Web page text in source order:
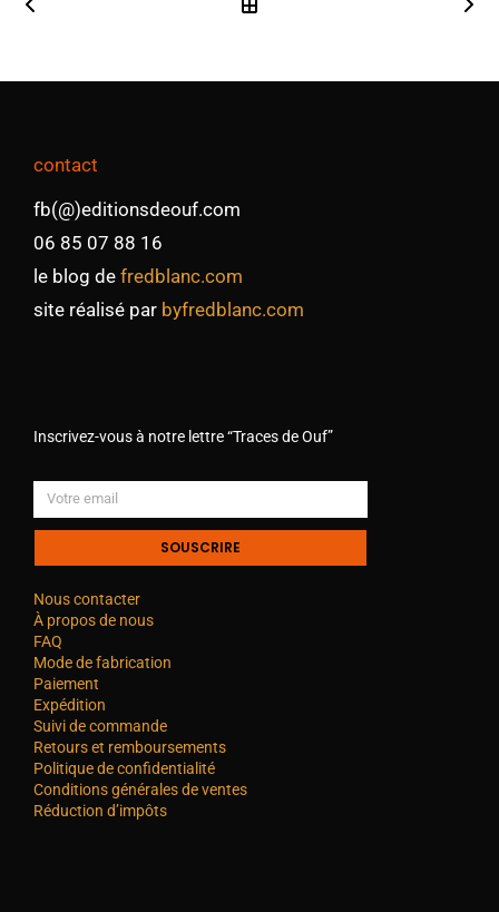
contact
fb(@)editionsdeouf.com
06 85 07 88 16
le blog de fredblanc.com
site réalisé par byfredblanc.com
Inscrivez-vous à notre lettre “Traces de Ouf”
SOUSCRIRE
Nous contacter
À propos de nous
FAQ
Mode de fabrication
Paiement
Expédition
Suivi de commande
Retours et remboursements
Politique de confidentialité
Conditions générales de ventes
Réduction d’impôts